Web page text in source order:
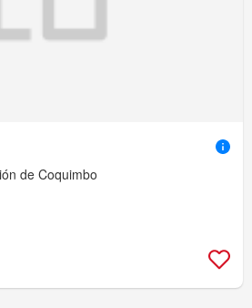
de Coquimbo